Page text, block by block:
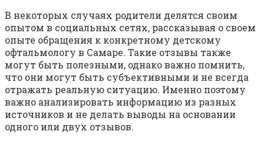
В некоторых случаях родители делятся своим
опытом в социальных сетях, рассказывая о своем
опыте обращения к конкретному детскому
офтальмологу в Самаре. Такие отзывы также
могут быть полезными, однако важно помнить,
что они могут быть субъективными и не всегда
отражать реальную ситуацию. Именно поэтому
важно анализировать информацию из разных
источников и не делать выводы на основании
одного или двух отзывов.